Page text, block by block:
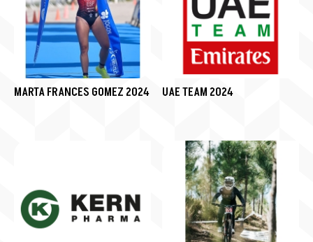
MARTA FRANCES GOMEZ 2024 UAE TEAM 2024